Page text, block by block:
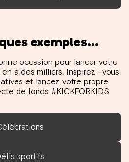
exemples...
occasion pour lancer votre
a des milliers. Inspirez –vous
et lancez votre propre
de fonds #KICKFORKIDS.
sportifs